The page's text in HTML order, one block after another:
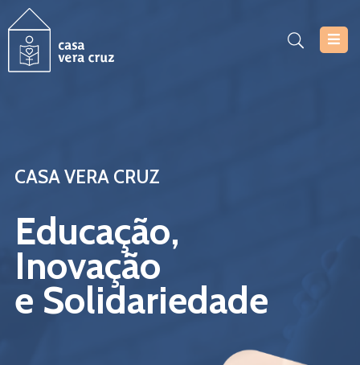
Casa
Projetos
Notícias
Documentos
Inscrições
CASA VERA CRUZ
Educação,
Inovação
e Solidariedade